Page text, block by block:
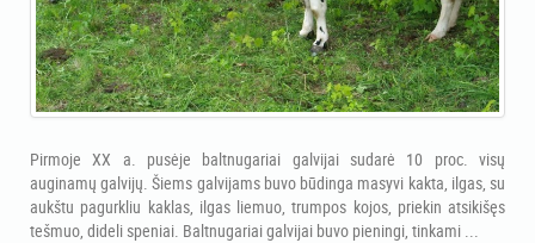
Pirmoje XX a. pusėje baltnugariai galvijai sudarė 10 proc. visų
auginamų galvijų. Šiems galvijams buvo būdinga masyvi kakta, ilgas, su
aukštu pagurkliu kaklas, ilgas liemuo, trumpos kojos, priekin atsikišęs
tešmuo, dideli speniai. Baltnugariai galvijai buvo pieningi, tinkami ...